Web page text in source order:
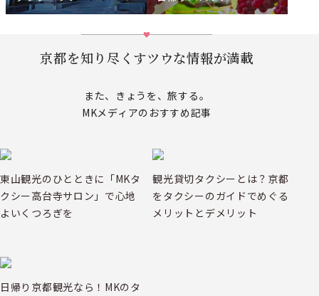
京都を知り尽くすツウな情報が満載
また、きょうを、旅する。
MKメディアのおすすめ記事
東山観光のひとときに「MKタ
クシー高台寺サロン」で心地
よいくつろぎを
観光貸切タクシーとは？京都
をタクシーのガイドでめぐる
メリットとデメリット
日帰り京都観光なら！MKのタ